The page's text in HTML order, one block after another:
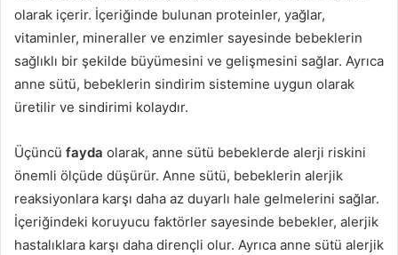
olarak içerir. İçeriğinde bulunan proteinler, yağlar,
vitaminler, mineraller ve enzimler sayesinde bebeklerin
sağlıklı bir şekilde büyümesini ve gelişmesini sağlar. Ayrıca
anne sütü, bebeklerin sindirim sistemine uygun olarak
üretilir ve sindirimi kolaydır.
Üçüncü fayda olarak, anne sütü bebeklerde alerji riskini
önemli ölçüde düşürür. Anne sütü, bebeklerin alerjik
reaksiyonlara karşı daha az duyarlı hale gelmelerini sağlar.
İçeriğindeki koruyucu faktörler sayesinde bebekler, alerjik
hastalıklara karşı daha dirençli olur. Ayrıca anne sütü alerjik